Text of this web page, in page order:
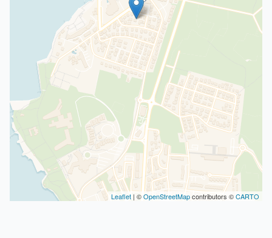
Leaflet | ©OpenStreetMapcontributors ©CARTO